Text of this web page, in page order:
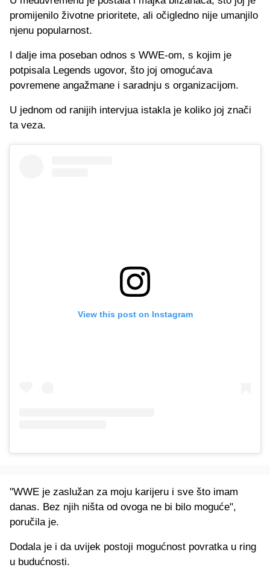
promijenilo životne prioritete, ali očigledno nije umanjilo
njenu popularnost.
I dalje ima poseban odnos s WWE-om, s kojim je
potpisala Legends ugovor, što joj omogućava
povremene angažmane i saradnju s organizacijom.
U jednom od ranijih intervjua istakla je koliko joj znači
ta veza.
View this post on Instagram
"WWE je zaslužan za moju karijeru i sve što imam
danas. Bez njih ništa od ovoga ne bi bilo moguće",
poručila je.
Dodala je i da uvijek postoji mogućnost povratka u ring
u budućnosti.